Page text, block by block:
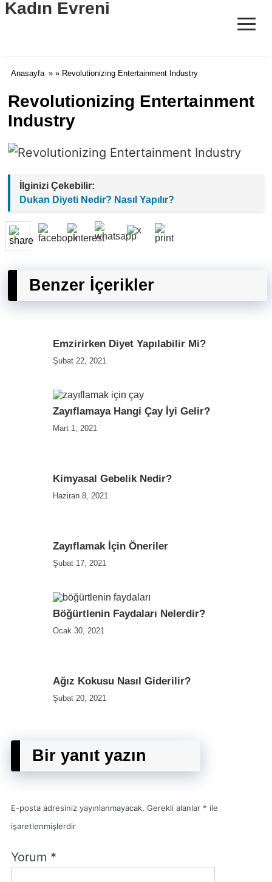
Kadın Evreni ≡
Anasayfa » » Revolutionizing Entertainment Industry
Revolutionizing Entertainment
Industry
İlginizi Çekebilir:
Dukan Diyeti Nedir? Nasıl Yapılır?
Benzer İçerikler
Emzirirken Diyet Yapılabilir Mi?
Şubat 22, 2021
Zayıflamaya Hangi Çay İyi Gelir?
Mart 1, 2021
Kimyasal Gebelik Nedir?
Haziran 8, 2021
Zayıflamak İçin Öneriler
Şubat 17, 2021
Böğürtlenin Faydaları Nelerdir?
Ocak 30, 2021
Ağız Kokusu Nasıl Giderilir?
Şubat 20, 2021
Bir yanıt yazın
E-posta adresiniz yayınlanmayacak. Gerekli alanlar * ile
işaretlenmişlerdir
Yorum *